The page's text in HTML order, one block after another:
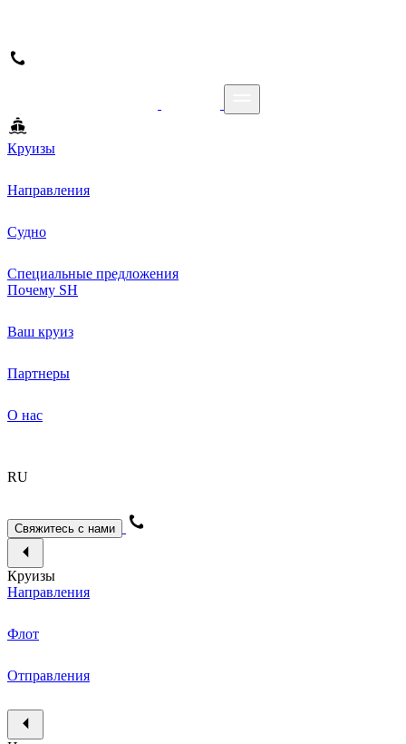
Круизы
Направления
Судно
Специальные предложения
Почему SH
Ваш круиз
Партнеры
О нас
RU
Свяжитесь с нами
Круизы
Направления
Флот
Отправления